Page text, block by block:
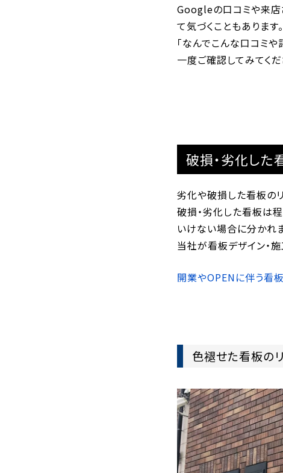
Googleの口コミや来店
て気づくこともあります。
「なんでこんな口コミ
一度ご確認してみてくだ
破損・劣化した
劣化や破損した看板の
破損・劣化した看板は
いけない場合に分かれま
当社が看板デザイン・
開業やOPENに伴う看
色褪せた看板の